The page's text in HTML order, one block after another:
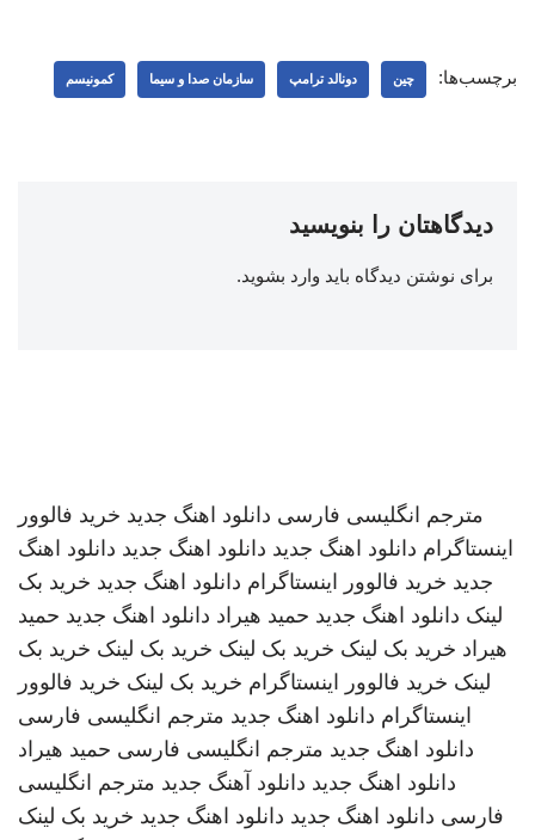
برچسب‌ها: چین دونالد ترامپ سازمان صدا و سیما کمونیسم
دیدگاهتان را بنویسید
برای نوشتن دیدگاه باید وارد بشوید.
مترجم انگلیسی فارسی دانلود اهنگ جدید خرید فالوور
اینستاگرام دانلود اهنگ جدید دانلود اهنگ جدید دانلود اهنگ
جدید خرید فالوور اینستاگرام دانلود اهنگ جدید خرید بک
لینک دانلود اهنگ جدید حمید هیراد دانلود اهنگ جدید حمید
هیراد خرید بک لینک خرید بک لینک خرید بک لینک خرید بک
لینک خرید فالوور اینستاگرام خرید بک لینک خرید فالوور
اینستاگرام دانلود اهنگ جدید مترجم انگلیسی فارسی
دانلود اهنگ جدید مترجم انگلیسی فارسی حمید هیراد
دانلود اهنگ جدید دانلود آهنگ جدید مترجم انگلیسی
فارسی دانلود اهنگ جدید دانلود اهنگ جدید خرید بک لینک